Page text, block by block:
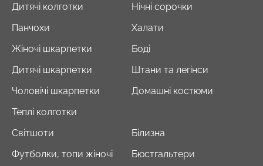
Дитячі колготки
Панчохи
Жіночі шкарпетки
Дитячі шкарпетки
Чоловічі шкарпетки
Теплі колготки
Нічні сорочки
Халати
Боді
Штани та легінси
Домашні костюми
Світшоти
Футболки, топи жіночі
Білизна
Бюстгальтери